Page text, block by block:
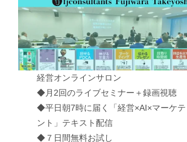
経営オンラインサロン
◆月2回のライブセミナー＋録画視聴
◆平日朝7時に届く「経営×AI×マーケテ
ント」テキスト配信
◆７日間無料お試し